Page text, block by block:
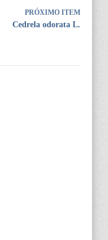
PRÓXIMO ITEM
Cedrela odorata L.